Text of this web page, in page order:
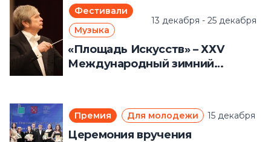
Фестивали
Музыка
13 декабря - 25 декабря
«Площадь Искусств» – ХХV
Международный зимний
Премия Для молодежи 15 декабря
Церемония вручения